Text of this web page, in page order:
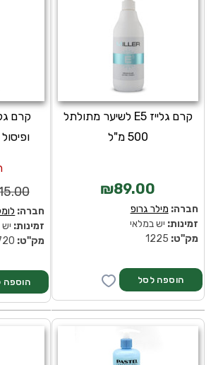
ופיסול
חברה:
זמינות:
מק''ט:
קרם גלייז E5 לשיער מתולתל
500 מ"ל
₪89.00
חברה: מילר גרופ
זמינות: יש במלאי
מק''ט: